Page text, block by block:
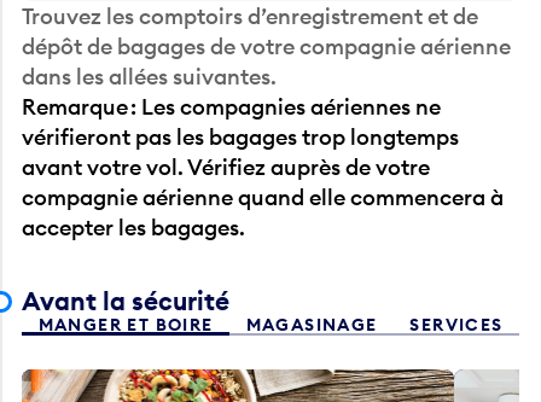
Trouvez les comptoirs d’enregistrement et de
dépôt de bagages de votre compagnie aérienne
dans les allées suivantes.
Remarque : Les compagnies aériennes ne
vérifieront pas les bagages trop longtemps
avant votre vol. Vérifiez auprès de votre
compagnie aérienne quand elle commencera à
accepter les bagages.
Avant la sécurité
MANGER ET BOIRE MAGASINAGE SERVICES